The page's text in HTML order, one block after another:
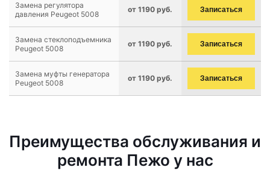
Замена регулятора
давления Peugeot 5008
от 1190 руб. Записаться
Замена стеклоподъемника
Peugeot 5008
от 1190 руб. Записаться
Замена муфты генератора
Peugeot 5008
от 1190 руб. Записаться
Преимущества обслуживания и
ремонта Пежо у нас